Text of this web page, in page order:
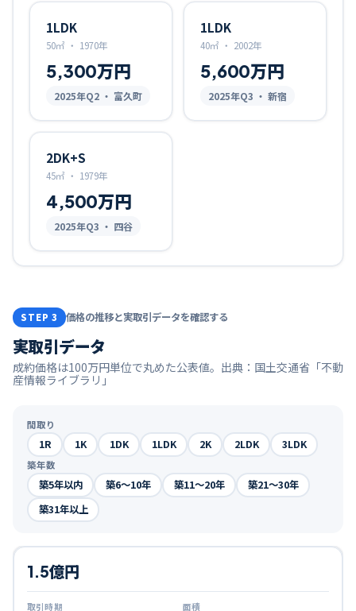
1LDK
50㎡ ・ 1970年
5,300万円
2025年Q2 ・ 富久町
1LDK
40㎡ ・ 2002年
5,600万円
2025年Q3 ・ 新宿
2DK+S
45㎡ ・ 1979年
4,500万円
2025年Q3 ・ 四谷
STEP 3 価格の推移と実取引データを確認する
実取引データ
成約価格は100万円単位で丸めた公表値。出典：国土交通省「不動
産情報ライブラリ」
間取り
1R 1K 1DK 1LDK 2K 2LDK 3LDK
築年数
築5年以内 築6〜10年 築11〜20年
築21〜30年
築31年以上
1.5億円